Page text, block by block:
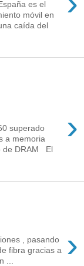
es el
móvil en
caída del
›
superado
a memoria
de DRAM El
›
, pasando
fibra gracias a
...